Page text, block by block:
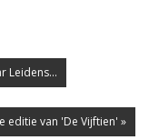
Leidens...
editie van 'De Vijftien' »